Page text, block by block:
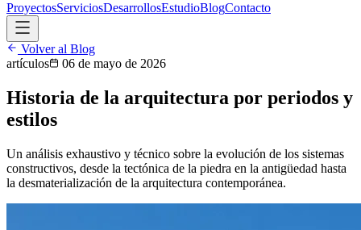
ProyectosServiciosDesarrollosEstudioBlogContacto
Volver al Blog
artículos
06 de mayo de 2026
Historia de la arquitectura por periodos y
estilos
Un análisis exhaustivo y técnico sobre la evolución de los sistemas
constructivos, desde la tectónica de la piedra en la antigüedad hasta
la desmaterialización de la arquitectura contemporánea.